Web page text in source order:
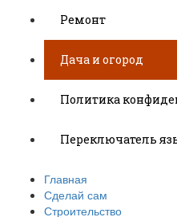
Ремонт
Дача и огород
Политика
Переключатель
Главная
Сделай сам
Строительство